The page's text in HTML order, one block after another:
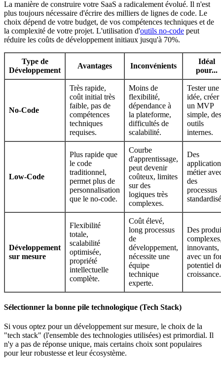
La manière de construire votre SaaS a radicalement évolué. Il n'est
plus toujours nécessaire d'écrire des milliers de lignes de code. Le
choix dépend de votre budget, de vos compétences techniques et de
la complexité de votre projet. L'utilisation d'outils no-code peut
réduire les coûts de développement initiaux jusqu'à 70%.
Type de
Développement
Avantages Inconvénients
Idéal
pour...
No-Code
Très rapide,
coût initial très
faible, pas de
compétences
techniques
requises.
Moins de
flexibilité,
dépendance à
la plateforme,
difficultés de
scalabilité.
Tester une
idée, créer
un MVP
simple, des
outils
internes.
Low-Code
Plus rapide que
le code
traditionnel,
permet plus de
personnalisation
que le no-code.
Courbe
d'apprentissage,
peut devenir
coûteux, limites
sur des
logiques très
complexes.
Des
métier
des
processus
Développement
sur mesure
Flexibilité
totale,
scalabilité
optimisée,
propriété
intellectuelle
complète.
Coût élevé,
long processus
de
développement,
nécessite une
équipe
technique
experte.
Des
innovants,
avec un
potentiel
croissance.
Sélectionner la bonne pile technologique (Tech Stack)
Si vous optez pour un développement sur mesure, le choix de la
"tech stack" (l'ensemble des technologies utilisées) est primordial. Il
n'y a pas de réponse unique, mais certains choix sont populaires
pour leur robustesse et leur écosystème.